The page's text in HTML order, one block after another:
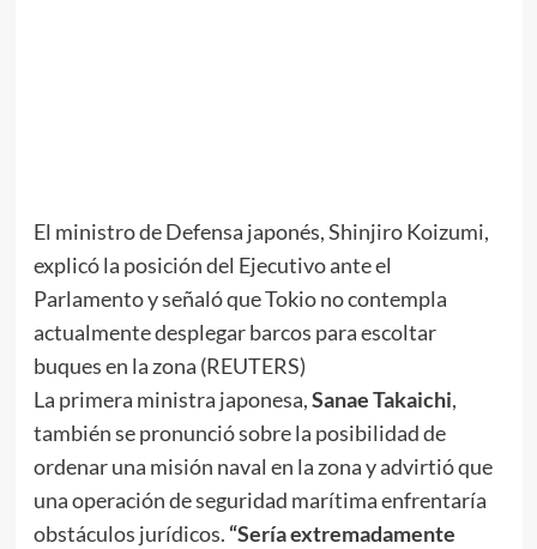
El ministro de Defensa japonés, Shinjiro Koizumi,
explicó la posición del Ejecutivo ante el
Parlamento y señaló que Tokio no contempla
actualmente desplegar barcos para escoltar
buques en la zona (REUTERS)
La primera ministra japonesa,Sanae Takaichi,
también se pronunció sobre la posibilidad de
ordenar una misión naval en la zona y advirtió que
una operación de seguridad marítima enfrentaría
obstáculos jurídicos. “Sería extremadamente